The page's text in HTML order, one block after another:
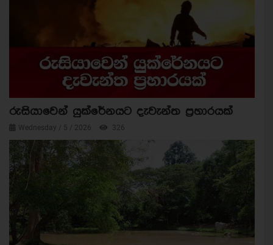
රුසියාවෙන් යුක්රේනයට දැවැන්ත ප්‍රහාරයක්
Wednesday / 5 / 2026 326